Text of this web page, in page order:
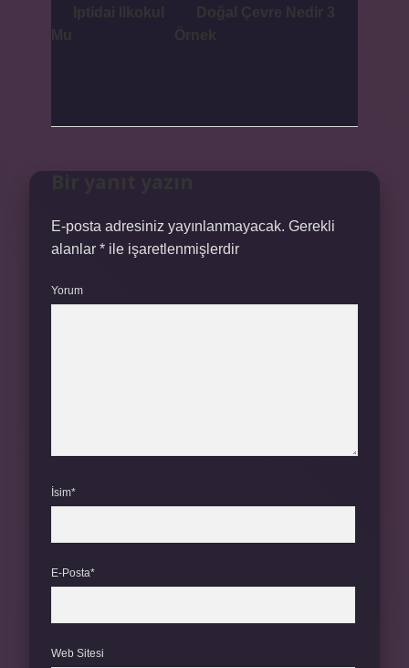
E-posta adresiniz yayınlanmayacak. Gerekli
alanlar * ile işaretlenmişlerdir
Yorum
İsim*
E-Posta*
Web Sitesi